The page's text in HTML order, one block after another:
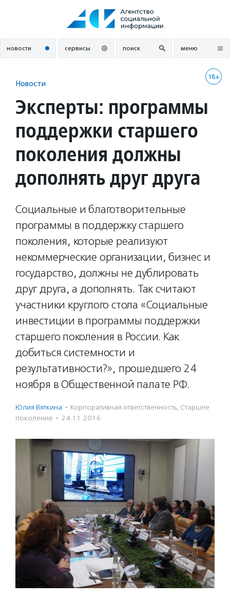
новости сервисы поиск меню
18+
Новости
Эксперты: программы
поддержки старшего
поколения должны
дополнять друг друга
Социальные и благотворительные
программы в поддержку старшего
поколения, которые реализуют
некоммерческие организации, бизнес и
государство, должны не дублировать
друг друга, а дополнять. Так считают
участники круглого стола «Социальные
инвестиции в программы поддержки
старшего поколения в России. Как
добиться системности и
результативности?», прошедшего 24
ноября в Общественной палате РФ.
Юлия Вяткина · Корпоративная ответственность, Старшее
поколение · 24.11.2016